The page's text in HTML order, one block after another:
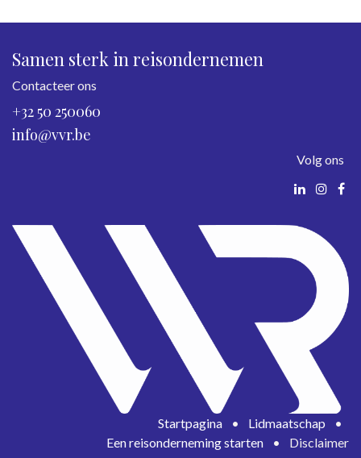
Samen sterk in reisondernemen
Contacteer ons
+32 50 250060
info@vvr.be
Volg ons
Startpagina • Lidmaatschap
•
Een reisonderneming starten
• Disclaimer